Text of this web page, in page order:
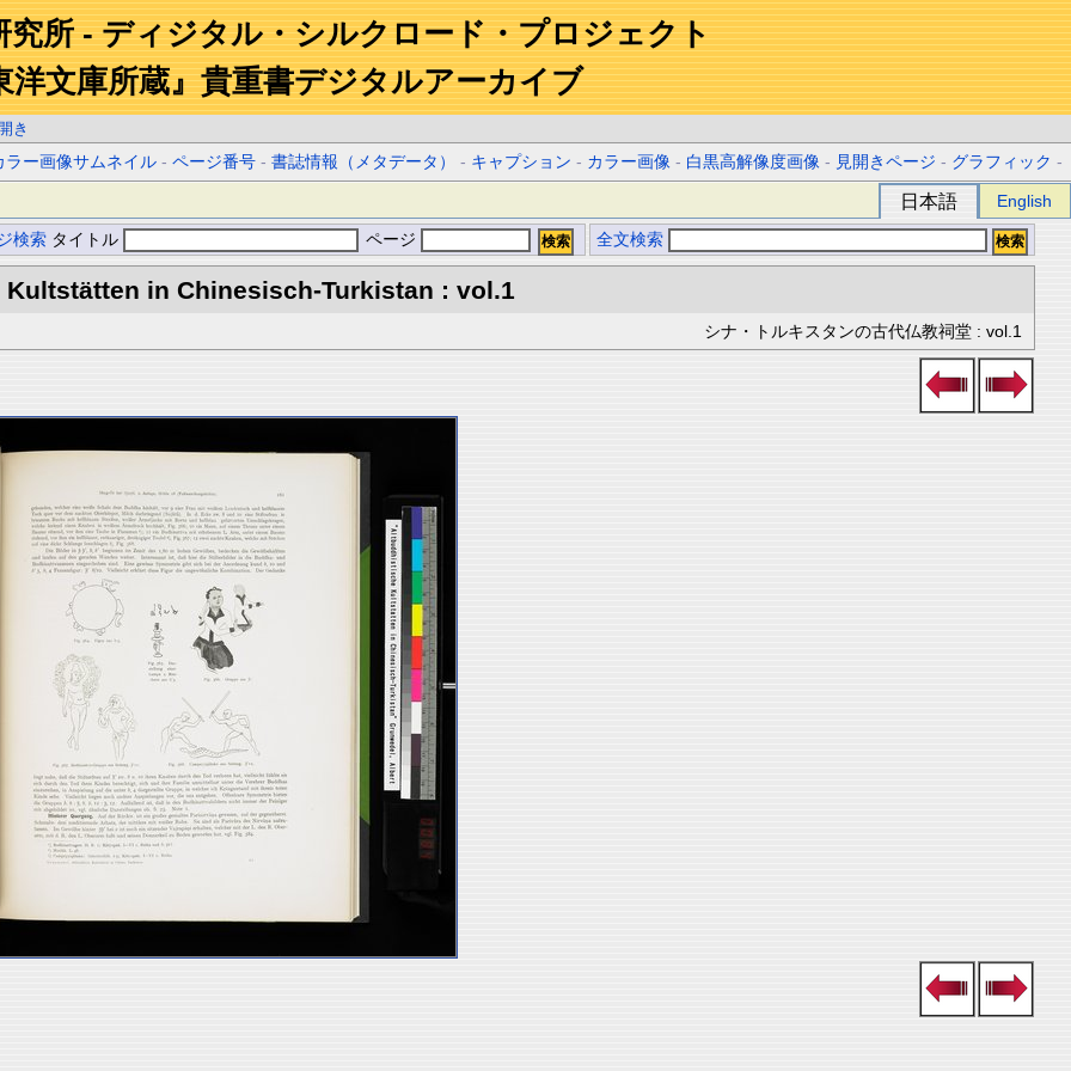
究所 - ディジタル・シルクロード・プロジェクト
洋文庫所蔵』貴重書デジタルアーカイブ
き
ラー画像サムネイル -ページ番号 -書誌情報（メタデータ） - キャプション - カラー画像 - 白黒高解像度画像 - 見開きページ - グラフィック -
日本語 English
検索 タイトル ページ 全文検索
in Chinesisch-Turkistan : vol.1
シナ・トルキスタンの古代仏教祠堂 : vol.1